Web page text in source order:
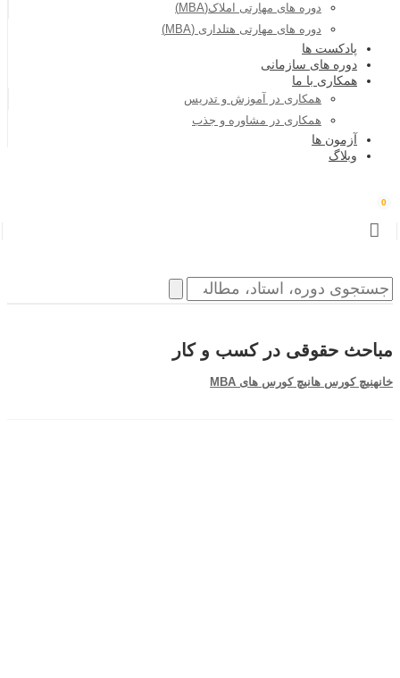
دوره های مهارتی املاک(MBA)
دوره های مهارتی هتلداری (MBA)
پادکست ها
دوره های سازمانی
همکاری با ما
همکاری در آموزش و تدریس
همکاری در مشاوره و جذب
آزمون ها
وبلاگ
0
مباحث حقوقی در کسب و کار
خانهنیچ کورس هانیچ کورس های MBA